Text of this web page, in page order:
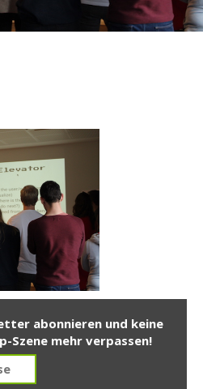
abonnieren und keine
Szene mehr verpassen!